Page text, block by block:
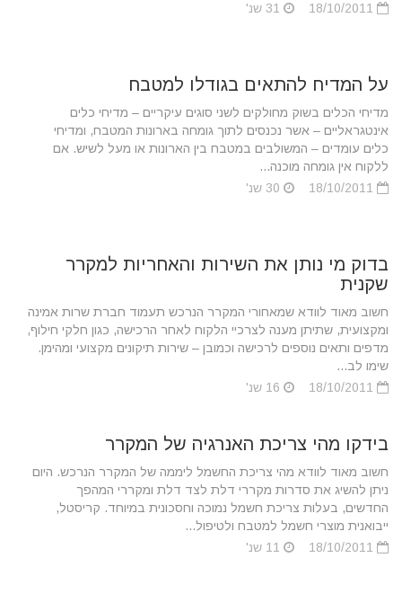
על המדיח להתאים בגודלו למטבח
מדיחי הכלים בשוק מחולקים לשני סוגים עיקריים – מדיחי כלים
אינטגראליים – אשר נכנסים לתוך גומחה בארונות המטבח, ומדיחי
כלים עומדים – המשולבים במטבח בין הארונות או מעל לשיש. אם
ללקוח אין גומחה מוכנה...
בדוק מי נותן את השירות והאחריות למקרר
שקנית
חשוב מאוד לוודא שמאחורי המקרר הנרכש תעמוד חברת שרות אמינה
ומקצועית, שתיתן מענה לצרכיי הלקוח לאחר הרכישה, כגון חלקי חילוף,
מדפים ותאים נוספים לרכישה וכמובן – שירות תיקונים מקצועי ומהימן.
שימו לב...
בידקו מהי צריכת האנרגיה של המקרר
חשוב מאוד לוודא מהי צריכת החשמל ליממה של המקרר הנרכש. היום
ניתן להשיג את סדרות מקררי דלת לצד דלת ומקררי המהפך
החדשים, בעלות צריכת חשמל נמוכה וחסכונית במיוחד. קריסטל,
ייבואנית מוצרי חשמל למטבח ולטיפול...